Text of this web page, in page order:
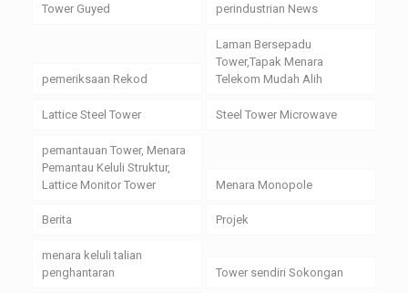
Tower Guyed perindustrian News
pemeriksaan Rekod
Laman Bersepadu
Tower,Tapak Menara
Telekom Mudah Alih
Lattice Steel Tower Steel Tower Microwave
pemantauan Tower, Menara
Pemantau Keluli Struktur,
Lattice Monitor Tower
Menara Monopole
Berita Projek
menara keluli talian
penghantaran
Tower sendiri Sokongan